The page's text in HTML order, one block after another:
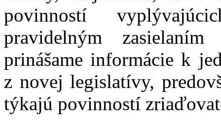
povinností
pravidelným
prinášame informácie k
z novej legislatívy,
týkajú povinností